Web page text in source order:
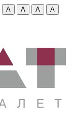
A A A
A